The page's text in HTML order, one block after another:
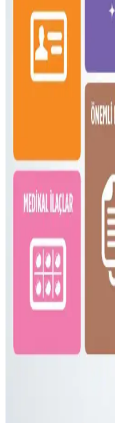
16 Litrelik Kanken
Minimalist
16 litrelik Kanken sırt
için teknoloji, kişisel
paketlenmesi
Fjällräven
Fjällräven Kånken 16L
hafif ve düzenli
seyahat deneyimleri
Gossamer Gear
OneBag Seyahat
Gossamer Gear
bölmesiyle 3-7 günlük
yürüyüşlerinde pratik
gerekebilir.